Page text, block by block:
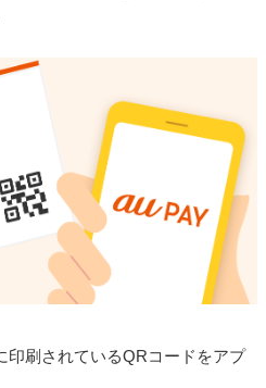
印刷されているQRコードをアプ